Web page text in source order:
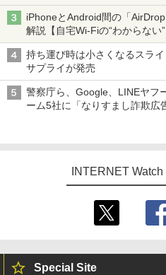
ち・ざ・ろーど！その14】【
iPhoneとAndroid間の「
解説【自宅Wi-Fiの“わからない”
持ち運び時は小さくなるスラ
サプライが発売
警察庁ら、Google、LINEヤフ
ーム5社に「なりすまし詐欺
INTERNET
Special Site